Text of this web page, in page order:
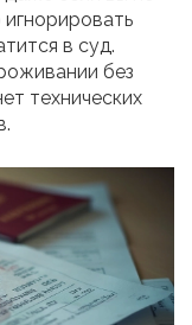
в суд.
без
технических